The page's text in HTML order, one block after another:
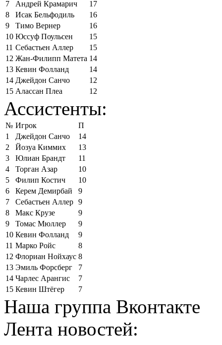
7 Андрей Крамарич
17
8
Исак Бельфодиль
16
9
Тимо Вернер
16
10 Юссуф Поульсен
15
11 Себастьен Аллер
15
12 Жан-Филипп Матета 14
13 Кевин Фолланд
14
14 Джейдон Санчо
12
15 Алассан Плеа 12
Ассистенты:
№ Игрок
П
1
Джейдон Санчо
14
2
Йозуа Киммих
13
3
Юлиан Брандт
11
4
Торган Азар
10
5
Филип Костич
10
6
Керем Демирбай
9
7
Себастьен Аллер 9
8
Макс Крузе
9
9
Томас Мюллер
9
10 Кевин Фолланд
9
11 Марко Ройс
8
12 Флориан Нойхаус 8
13 Эмиль Форсберг
7
14 Чарлес Арангис
7
15 Кевин Штёгер 7
Наша группа Вконтакте
Лента новостей: